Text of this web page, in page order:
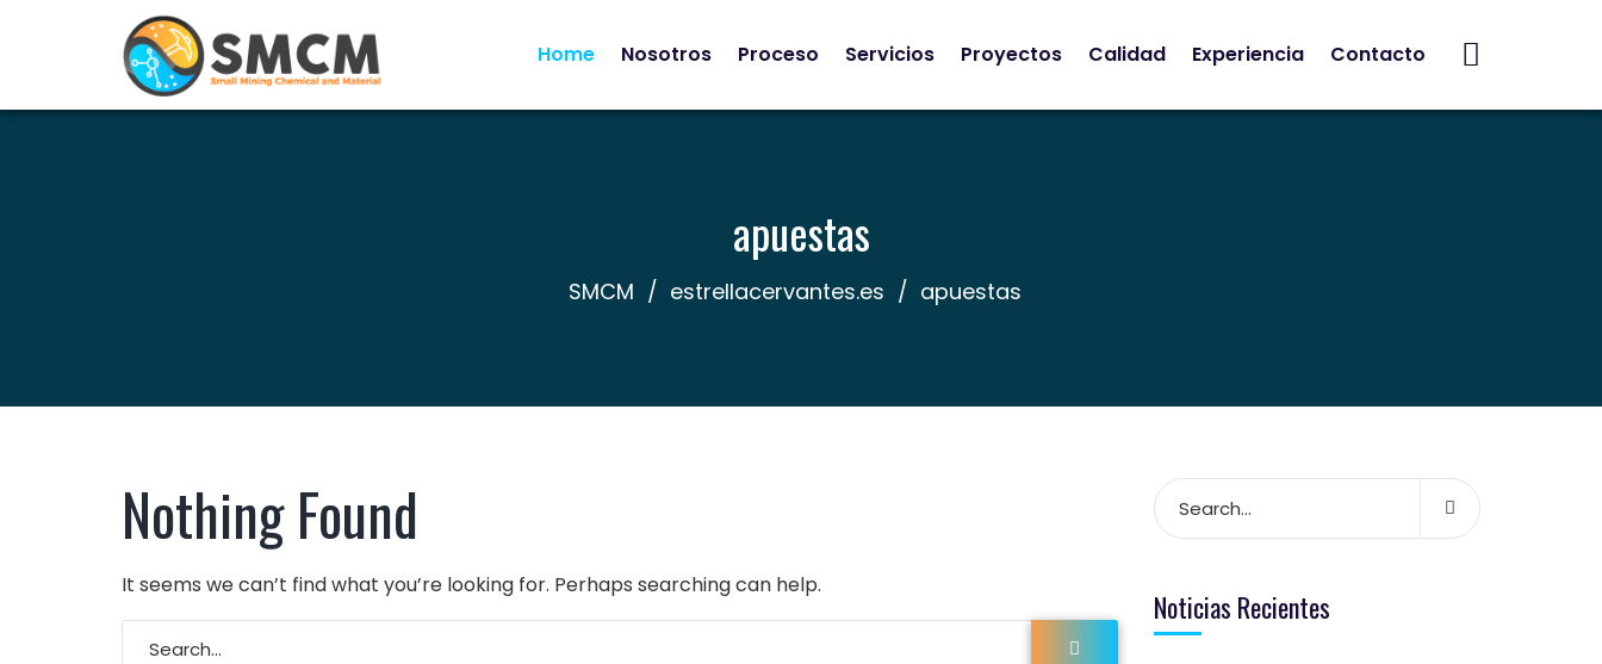
Home Nosotros Proceso Servicios Proyectos Calidad Experiencia Contacto
apuestas
SMCM estrellacervantes.es apuestas
Nothing Found
It seems we can’t find what you’re looking for. Perhaps searching can help.
Noticias Recientes